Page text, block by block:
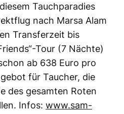
Tauchparadies
nach Marsa Alam
Transferzeit bis
Tour (7 Nächte)
ab 638 Euro pro
für Taucher, die
des gesamten Roten
Infos: www.sam-